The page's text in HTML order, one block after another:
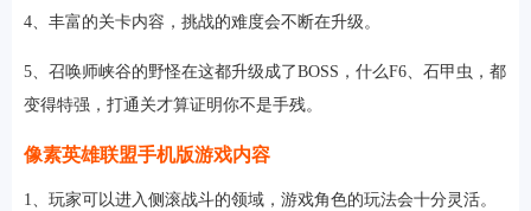
4、丰富的关卡内容，挑战的难度会不断在升级。
5、召唤师峡谷的野怪在这都升级成了BOSS，什么F6、石甲虫，都
变得特强，打通关才算证明你不是手残。
像素英雄联盟手机版游戏内容
1、玩家可以进入侧滚战斗的领域，游戏角色的玩法会十分灵活。